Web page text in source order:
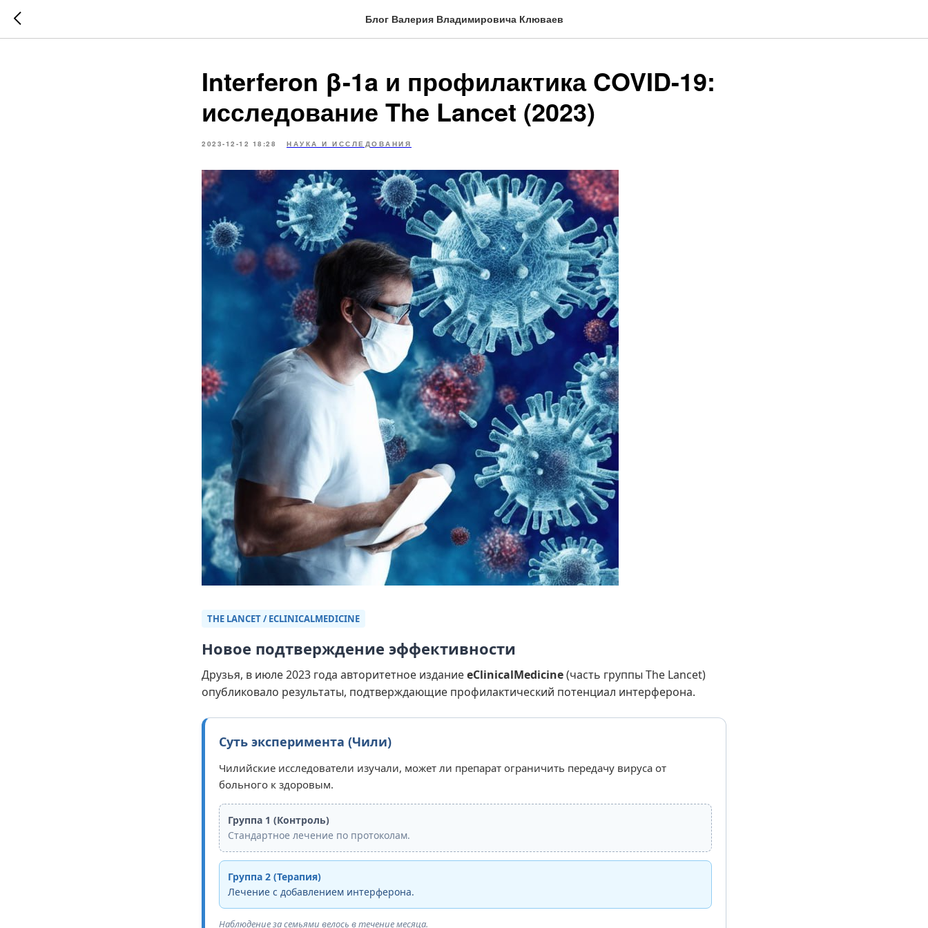
Блог Валерия Владимировича Клюваев
Interferon β-1a и профилактика COVID-19:
исследование The Lancet (2023)
2023-12-12 18:28 НАУКА И ИССЛЕДОВАНИЯ
THE LANCET / ECLINICALMEDICINE
Новое подтверждение эффективности
Друзья, в июле 2023 года авторитетное изданиеeClinicalMedicine(часть группы The Lancet)
опубликовало результаты, подтверждающие профилактический потенциал интерферона.
Суть эксперимента (Чили)
Чилийские исследователи изучали, может ли препарат ограничить передачу вируса от
больного к здоровым.
Группа 1 (Контроль)
Стандартное лечение по протоколам.
Группа 2 (Терапия)
Лечение с добавлением интерферона.
Наблюдение за семьями велось в течение месяца.